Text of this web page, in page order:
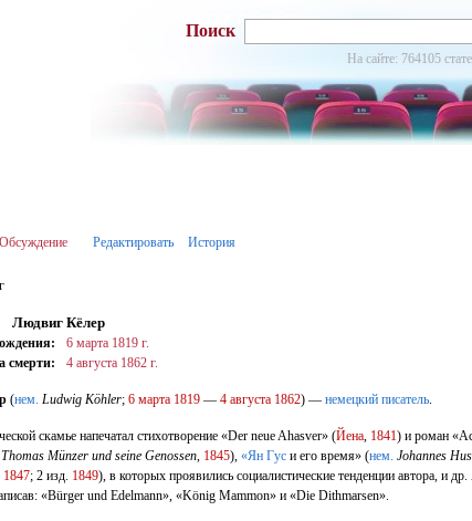
Поиск
На сайте: 764105
Обсуждение Редактировать История
Людвиг Кёлер
6 марта 1819 г.
смерти:
4 августа 1862 г.
(нем. Ludwig Köhler; 6 марта 1819 — 4 августа 1862) — немецкий писатель.
скамье напечатал стихотворение «Der neue Ahasver» (Йена, 1841) и роман
Thomas Münzer und seine Genossen, 1845), «Ян Гус и его время» (нем. Johannes
1847; 2 изд. 1849), в которых проявились социалистические тенденции автора, и
«Bürger und Edelmann», «König Mammon» и «Die Dithmarsen».